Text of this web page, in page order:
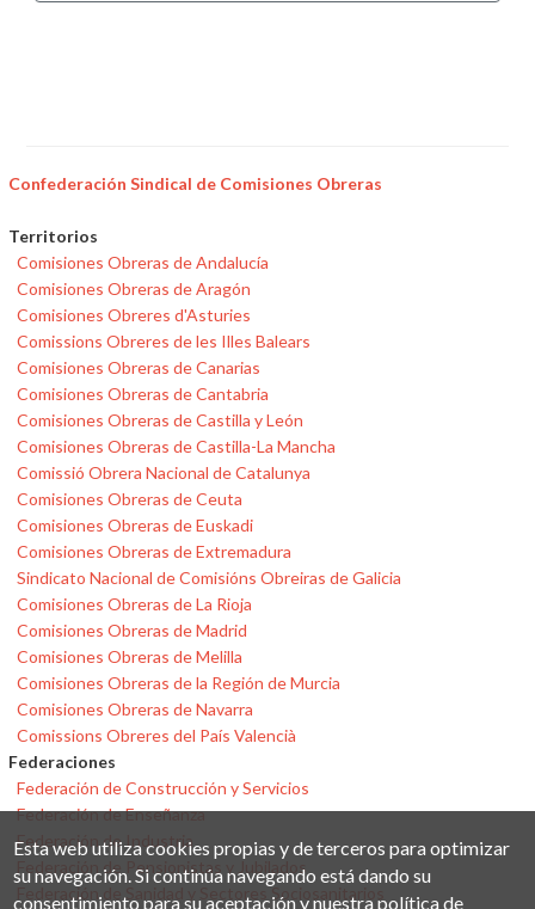
Confederación Sindical de Comisiones Obreras
Territorios
Comisiones Obreras de Andalucía
Comisiones Obreras de Aragón
Comisiones Obreres d'Asturies
Comissions Obreres de les Illes Balears
Comisiones Obreras de Canarias
Comisiones Obreras de Cantabria
Comisiones Obreras de Castilla y León
Comisiones Obreras de Castilla-La Mancha
Comissió Obrera Nacional de Catalunya
Comisiones Obreras de Ceuta
Comisiones Obreras de Euskadi
Comisiones Obreras de Extremadura
Sindicato Nacional de Comisións Obreiras de Galicia
Comisiones Obreras de La Rioja
Comisiones Obreras de Madrid
Comisiones Obreras de Melilla
Comisiones Obreras de la Región de Murcia
Comisiones Obreras de Navarra
Comissions Obreres del País Valencià
Federaciones
Federación de Construcción y Servicios
Federación de Enseñanza
Federación de Industria
Federación de Pensionistas y Jubilados
Federación de Sanidad y Sectores Sociosanitarios
Esta web utiliza cookies propias y de terceros para optimizar
su navegación. Si continúa navegando está dando su
consentimiento para su aceptación y nuestra política de